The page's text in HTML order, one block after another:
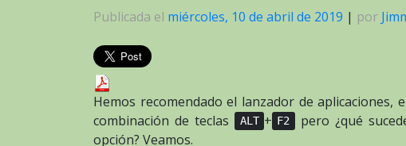
Publicada el miércoles, 10 de abril de 2019 | por
Hemos recomendado el lanzador de
combinación de teclas
ALT + F2
pero ¿qué
opción? Veamos.